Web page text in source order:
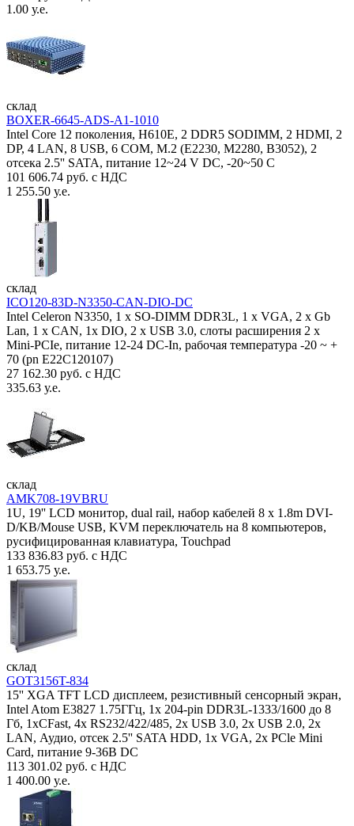
1.00 у.е.
склад
BOXER-6645-ADS-A1-1010
Intel Core 12 поколения, H610E, 2 DDR5 SODIMM, 2 HDMI, 2
DP, 4 LAN, 8 USB, 6 COM, M.2 (E2230, M2280, B3052), 2
отсека 2.5'' SATA, питание 12~24 V DC, -20~50 C
101 606.74 руб. с НДС
1 255.50 у.е.
склад
ICO120-83D-N3350-CAN-DIO-DC
Intel Celeron N3350, 1 х SO-DIMM DDR3L, 1 х VGA, 2 x Gb
Lan, 1 х CAN, 1x DIO, 2 х USB 3.0, слоты расширения 2 x
Mini-PCIe, питание 12-24 DC-In, рабочая температура -20 ~ +
70 (pn E22C120107)
27 162.30 руб. с НДС
335.63 у.е.
склад
AMK708-19VBRU
1U, 19'' LCD монитор, dual rail, набор кабелей 8 x 1.8m DVI-
D/KB/Mouse USB, KVM переключатель на 8 компьютеров,
русифицированная клавиатура, Touchpad
133 836.83 руб. с НДС
1 653.75 у.е.
склад
GOT3156T-834
15'' XGA TFT LCD дисплеем, резистивный сенсорный экран,
Intel Atom E3827 1.75ГГц, 1x 204-pin DDR3L-1333/1600 до 8
Гб, 1xCFast, 4x RS232/422/485, 2x USB 3.0, 2x USB 2.0, 2x
LAN, Аудио, отсек 2.5'' SATA HDD, 1x VGA, 2x PCle Mini
Card, питание 9-36В DC
113 301.02 руб. с НДС
1 400.00 у.е.